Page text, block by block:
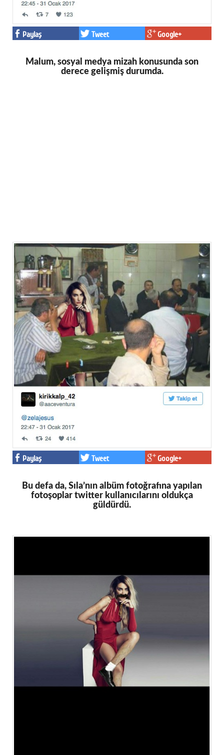
Paylaş Tweet Google+
Malum, sosyal medya mizah konusunda son
derece gelişmiş durumda.
Paylaş Tweet Google+
Bu defa da, Sıla’nın albüm fotoğrafına yapılan
fotoşoplar twitter kullanıcılarını oldukça
güldürdü.